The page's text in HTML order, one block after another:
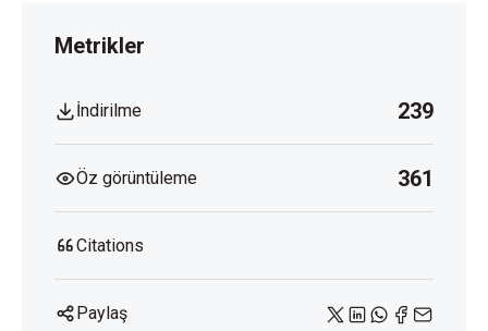
Metrikler
İndirilme 239
Öz görüntüleme 361
Citations
Paylaş